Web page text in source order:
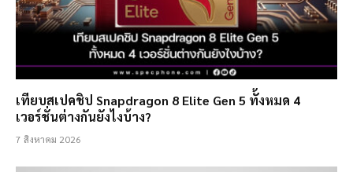
เทียบสเปคชิป Snapdragon 8 Elite Gen 5 ทั้งหมด 4
เวอร์ชั่นต่างกันยังไงบ้าง?
7 สิงหาคม 2026